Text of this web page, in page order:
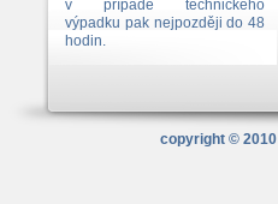
v případě technického
výpadku pak nejpozději do 48
hodin.
copyright © 2010